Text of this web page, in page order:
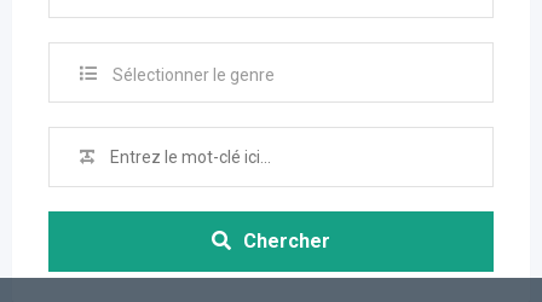
Sélectionner le genre
Chercher